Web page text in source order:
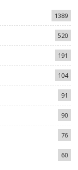
1389
520
191
104
91
90
76
60